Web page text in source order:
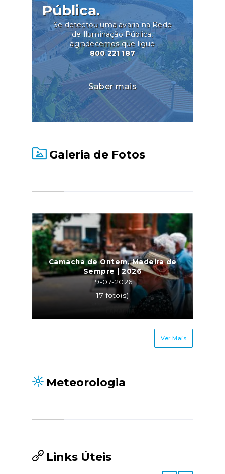
Pública.
Se detectou uma avaria na Rede
de Iluminação Pública,
agradecemos que ligue
800 221 187
Saber mais
Galeria de Fotos
Camacha de Ontem, Madeira de
Sempre | 2026
19-07-2026
17 foto(s)
Ver Mais
Meteorologia
Links Úteis